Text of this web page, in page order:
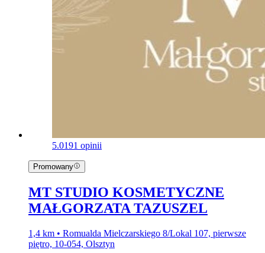
5.0191 opinii
Promowany
MT STUDIO KOSMETYCZNE
MAŁGORZATA TAZUSZEL
1,4 km • Romualda Mielczarskiego 8/Lokal 107, pierwsze
piętro, 10-054, Olsztyn